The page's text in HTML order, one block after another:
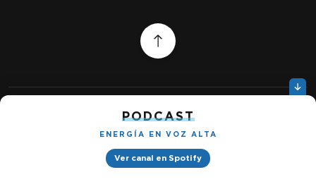
PODCAST
ENERGÍA EN VOZ ALTA
Ver canal en Spotify
Política de privacidad